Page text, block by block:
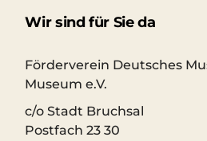
Wir sind für Sie da
Förderverein Deutsches
Museum e.V.
c/o Stadt Bruchsal
Postfach 23 30